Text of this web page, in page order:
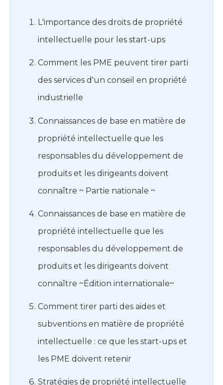
L'importance des droits de propriété
intellectuelle pour les start-ups
Comment les PME peuvent tirer parti
des services d'un conseil en propriété
industrielle
Connaissances de base en matière de
propriété intellectuelle que les
responsables du développement de
produits et les dirigeants doivent
connaître ~ Partie nationale ~
Connaissances de base en matière de
propriété intellectuelle que les
responsables du développement de
produits et les dirigeants doivent
connaître ~Édition internationale~
Comment tirer parti des aides et
subventions en matière de propriété
intellectuelle : ce que les start-ups et
les PME doivent retenir
Stratégies de propriété intellectuelle